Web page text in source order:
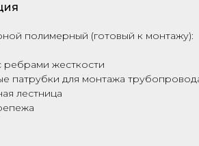
полимерный (готовый к монтажу):
ребрами жесткости
патрубки для монтажа
лестница